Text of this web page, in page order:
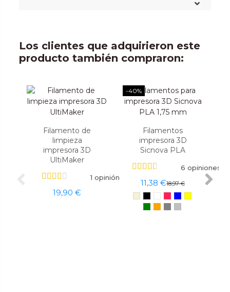
Los clientes que adquirieron este
producto también compraron:
Filamento de
limpieza
impresora 3D
UltiMaker
1 opinión
19,90 €
-40%
Filamentos
impresora 3D
Sicnova PLA
6 opiniones
11,38 €18,97 €